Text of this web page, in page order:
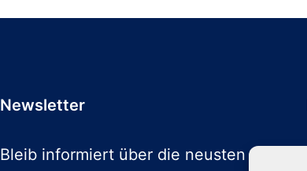
Newsletter
Bleib informiert über die neusten